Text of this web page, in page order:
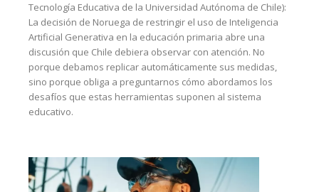
Tecnología Educativa de la Universidad Autónoma de Chile):
La decisión de Noruega de restringir el uso de Inteligencia
Artificial Generativa en la educación primaria abre una
discusión que Chile debiera observar con atención. No
porque debamos replicar automáticamente sus medidas,
sino porque obliga a preguntarnos cómo abordamos los
desafíos que estas herramientas suponen al sistema
educativo.